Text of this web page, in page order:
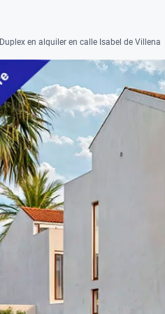
Duplex en alquiler en calle Isabel de Villena